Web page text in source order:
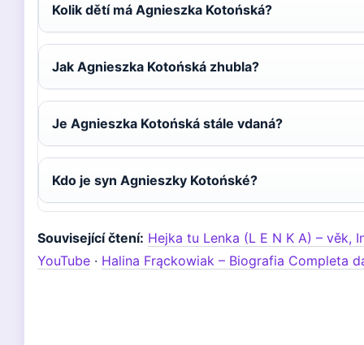
Kolik dětí má Agnieszka Kotońská?
Jak Agnieszka Kotońská zhubla?
Je Agnieszka Kotońská stále vdaná?
Kdo je syn Agnieszky Kotońské?
Související čtení: Hejka tu Lenka (L E N K A) – věk,
YouTube · Halina Frąckowiak – Biografia Completa